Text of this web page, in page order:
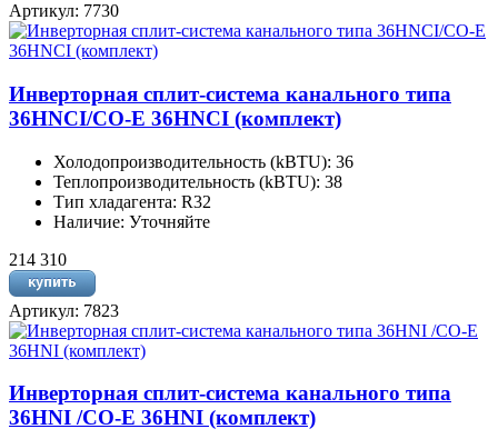
Артикул: 7730
Инверторная сплит-система канального типа
36HNCI/CO-E 36HNCI (комплект)
Холодопроизводительность (kBTU): 36
Теплопроизводительность (kBTU): 38
Тип хладагента: R32
Наличие: Уточняйте
214 310
Артикул: 7823
Инверторная сплит-система канального типа
36HNI /CO-E 36HNI (комплект)